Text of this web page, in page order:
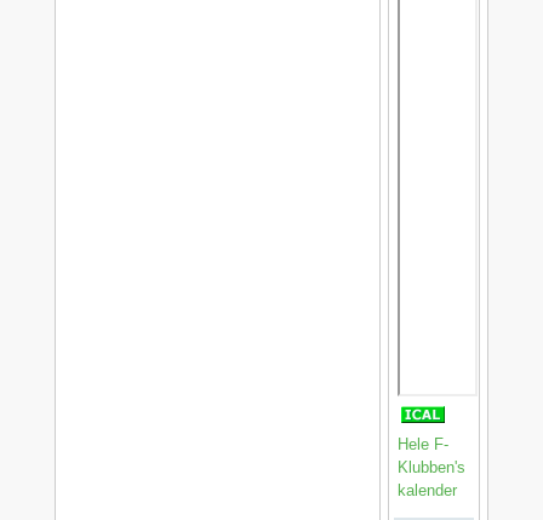
Hele F-
Klubben's
kalender